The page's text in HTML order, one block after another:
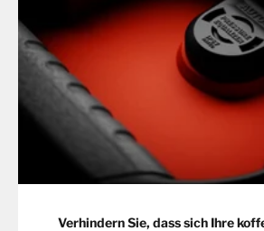
Verhindern Sie, dass sich Ihre